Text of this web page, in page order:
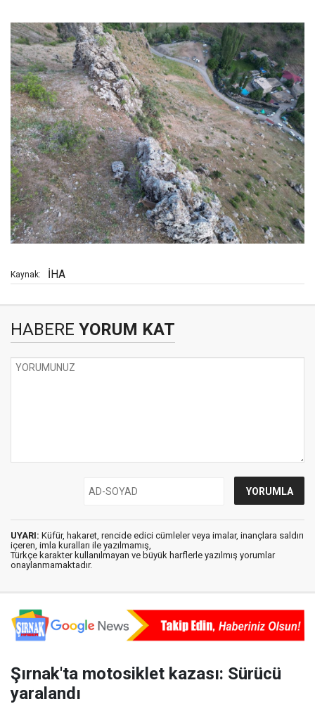
Kaynak: İHA
HABERE YORUM KAT
UYARI: Küfür, hakaret, rencide edici cümleler veya imalar, inançlara saldırı
içeren, imla kuralları ile yazılmamış,
Türkçe karakter kullanılmayan ve büyük harflerle yazılmış yorumlar
onaylanmamaktadır.
Şırnak'ta motosiklet kazası: Sürücü
yaralandı